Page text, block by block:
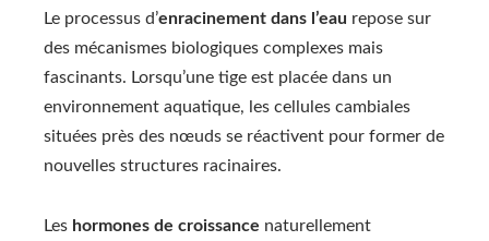
Le processus d’enracinement dans l’eau repose sur
des mécanismes biologiques complexes mais
fascinants. Lorsqu’une tige est placée dans un
environnement aquatique, les cellules cambiales
situées près des nœuds se réactivent pour former de
nouvelles structures racinaires.
Les hormones de croissance naturellement